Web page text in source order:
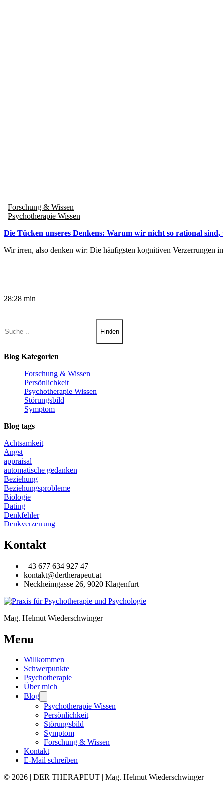
Die Tücken unseres Denkens: Warum wir nicht so rational
Forschung & Wissen
Psychotherapie Wissen
Wir irren, also denken wir: Die häufigsten kognitiven Verzerrungen
28:28 min
Finden
Blog Kategorien
Forschung & Wissen
Persönlichkeit
Psychotherapie Wissen
Störungsbild
Symptom
Blog tags
Achtsamkeit
Angst
appraisal
automatische gedanken
Beziehung
Beziehungsprobleme
Biologie
Dating
Denkfehler
Denkverzerrung
Kontakt
+43 677 634 927 47
kontakt@dertherapeut.at
Neckheimgasse 26, 9020 Klagenfurt
Mag. Helmut Wiederschwinger
Menu
Willkommen
Schwerpunkte
Psychotherapie
Über mich
Blog
Psychotherapie Wissen
Persönlichkeit
Störungsbild
Symptom
Forschung & Wissen
Kontakt
E-Mail schreiben
© 2026 | DER THERAPEUT | Mag. Helmut Wiederschwinger